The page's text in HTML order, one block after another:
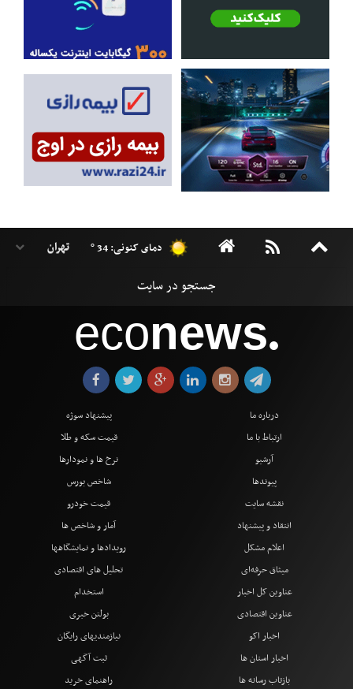
دمای کنونی: 34 °
econews●
درباره ما
ارتباط با ما
آرشیو
پیوندها
نقشه سایت
انتقاد و پیشنهاد
اعلام مشکل
میثاق حرفه‌ای
پیشنهاد سوژه
قیمت سکه و طلا
نرخ ها و نمودارها
شاخص بورس
قیمت خودرو
آمار و شاخص ها
رویدادها و نمایشگاهها
تحلیل های اقتصادی
عناوین کل اخبار
عناوین اقتصادی
اخبار اکو
اخبار استان ها
بازتاب رسانه ها
استخدام
بولتن خبری
نیازمندیهای رایگان
ثبت آگهی
راهنمای خرید